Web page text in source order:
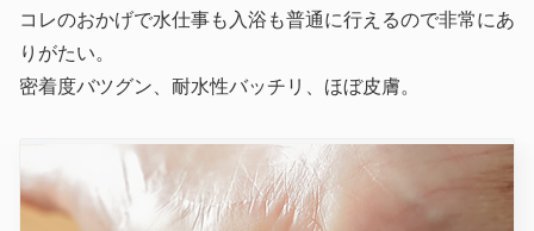
コレのおかげで水仕事も入浴も普通に行えるので非常にあ
りがたい。
密着度バツグン、耐水性バッチリ、ほぼ皮膚。